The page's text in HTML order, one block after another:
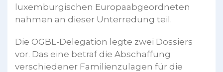
luxemburgischen Europaabgeordneten
nahmen an dieser Unterredung teil.
Die OGBL-Delegation legte zwei Dossiers
vor. Das eine betraf die Abschaffung
verschiedener Familienzulagen für die